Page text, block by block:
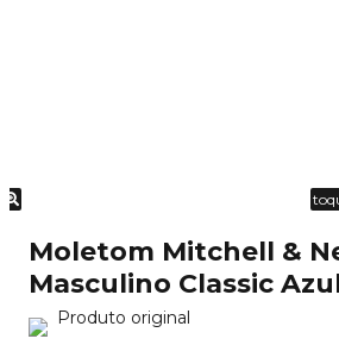
Moletom Mitchell &
Masculino Classic
Produto original